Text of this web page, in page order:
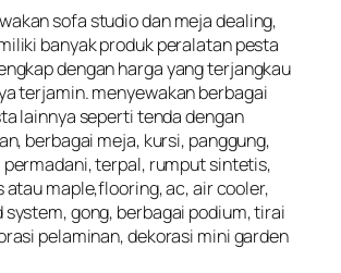
sofa studio dan meja dealing,
banyak produk peralatan pesta
dengan harga yang terjangkau
terjamin. menyewakan berbagai
lainnya seperti tenda dengan
berbagai meja, kursi, panggung,
permadani, terpal, rumput sintetis,
atau maple,flooring, ac, air cooler,
system, gong, berbagai podium, tirai
pelaminan, dekorasi mini garden